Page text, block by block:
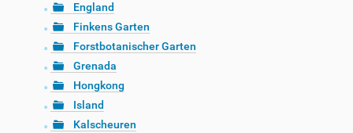
England
Finkens Garten
Forstbotanischer Garten
Grenada
Hongkong
Island
Kalscheuren